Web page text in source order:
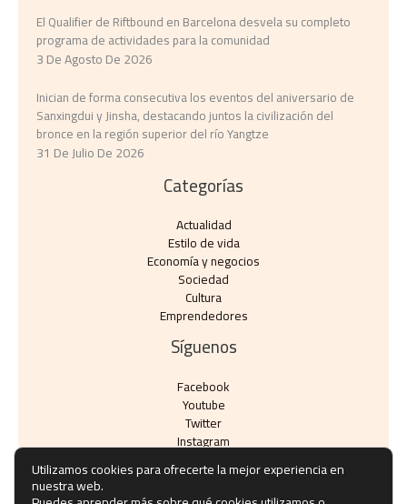
El Qualifier de Riftbound en Barcelona desvela su completo
programa de actividades para la comunidad
3 De Agosto De 2026
Inician de forma consecutiva los eventos del aniversario de
Sanxingdui y Jinsha, destacando juntos la civilización del
bronce en la región superior del río Yangtze
31 De Julio De 2026
Categorías
Actualidad
Estilo de vida
Economía y negocios​
Sociedad
Cultura
Emprendedores
Síguenos
Facebook
Youtube
Twitter
Instagram
Utilizamos cookies para ofrecerte la mejor experiencia en
nuestra web.